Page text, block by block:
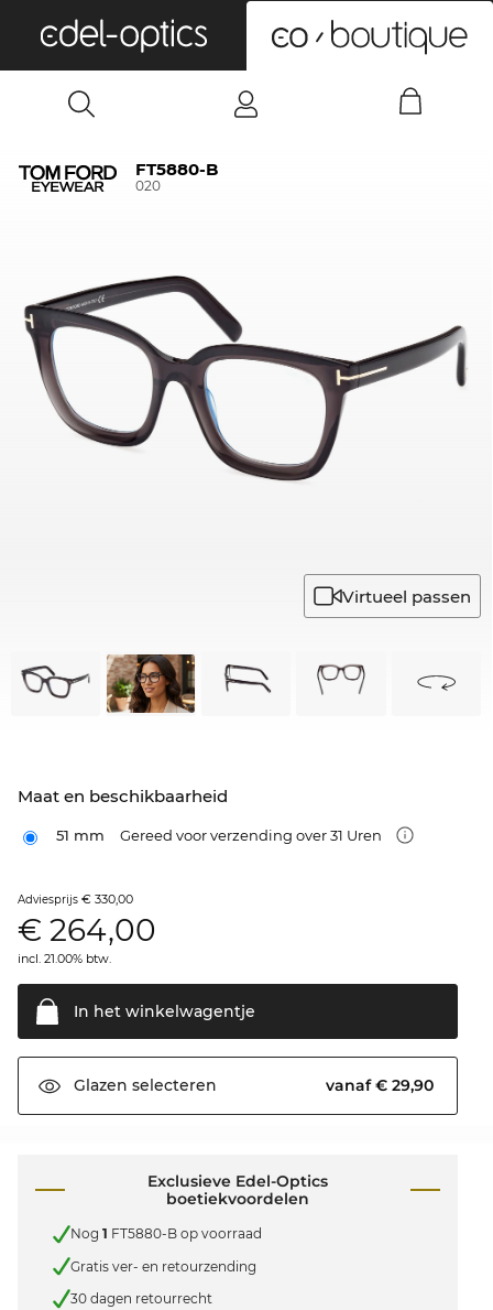
FT5880-B
020
Virtueel passen
Maat en beschikbaarheid
51 mm Gereed voor verzending over 31 Uren
Adviesprijs € 330,00
€ 264,00
incl. 21.00% btw.
In het winkelwagentje
Glazen selecteren vanaf € 29,90
Exclusieve Edel-Optics
boetiekvoordelen
Nog 1 FT5880-B op voorraad
Gratis ver- en retourzending
30 dagen retourrecht